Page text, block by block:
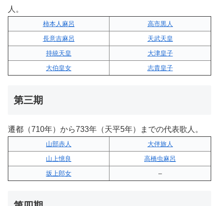
人。
柿本人麻呂
高市黒人
長意吉麻呂
天武天皇
持統天皇
大津皇子
大伯皇女
志貴皇子
第三期
遷都（710年）から733年（天平5年）までの代表歌人。
山部赤人
大伴旅人
山上憶良
高橋虫麻呂
坂上郎女
–